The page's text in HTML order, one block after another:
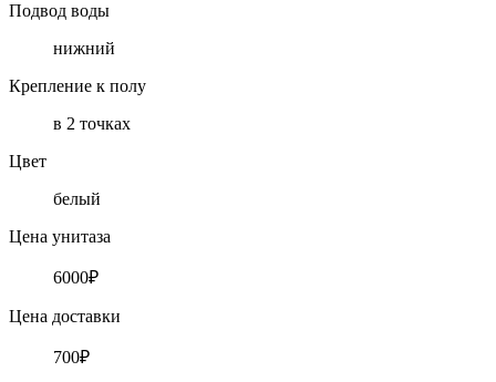
Подвод воды
нижний
Крепление к полу
в 2 точках
Цвет
белый
Цена унитаза
6000₽
Цена доставки
700₽